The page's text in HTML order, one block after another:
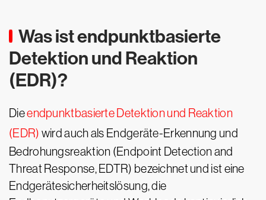
Was ist endpunktbasierte
Detektion und Reaktion
(EDR)?
Dieendpunktbasierte Detektion und Reaktion
(EDR) wird auch als Endgeräte-Erkennung und
Bedrohungsreaktion (Endpoint Detection and
Threat Response, EDTR) bezeichnet und ist eine
Endgerätesicherheitslösung, die